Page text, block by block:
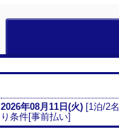
2026年08月 11日(火) [1泊/2名
り条件[事前払い]